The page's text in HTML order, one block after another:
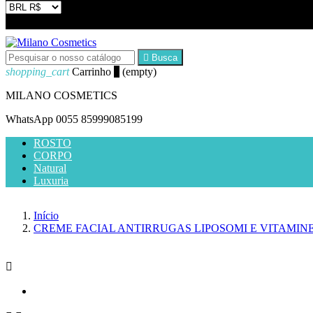
 Busca
shopping_cart Carrinho
(empty)
MILANO COSMETICS
WhatsApp 0055 85999085199
ROSTO
CORPO
Natural
Luxuria
Início
CREME FACIAL ANTIRRUGAS LIPOSOMI E
